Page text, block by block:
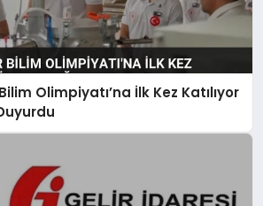
Olimpiyatı’na İlk Kez Katılıyor